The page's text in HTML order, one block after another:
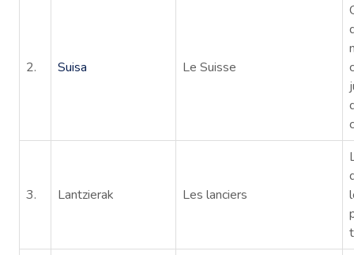
2. Suisa Le Suisse
3. Lantzierak Les lanciers